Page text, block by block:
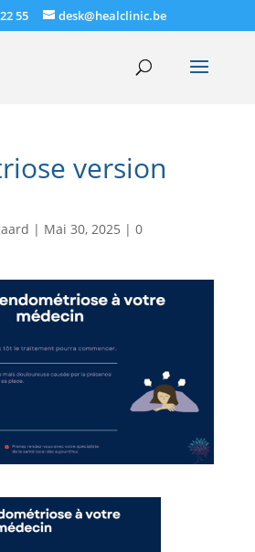
55 desk@healclinic.be
version
| Mai 30, 2025 | 0